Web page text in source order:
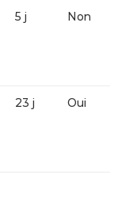
5 j Non
23 j Oui